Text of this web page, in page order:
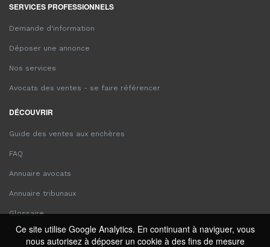
Ce site utilise Google Analytics. En continuant à naviguer, vous
nous autorisez à déposer un cookie à des fins de mesure
SERVICES PROFESSIONNELS
Demande d'information
Déposer une annonce
Nos services
Avocats des ventes - se faire référencer
DÉCOUVRIR
Guide des ventes aux enchères
FAQ
Annuaire avocats
Annuaire tribunaux
Glossaire